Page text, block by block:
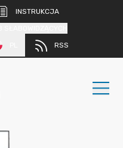
INSTRUKCJA
RSS